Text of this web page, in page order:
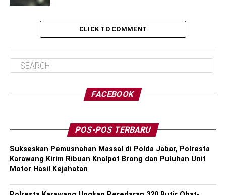
CLICK TO COMMENT
FACEBOOK
POS-POS TERBARU
Sukseskan Pemusnahan Massal di Polda Jabar, Polresta
Karawang Kirim Ribuan Knalpot Brong dan Puluhan Unit
Motor Hasil Kejahatan